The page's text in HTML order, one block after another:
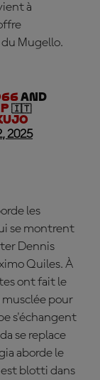
à
Mugello.
and
🇮🇹
2025
les
se montrent
Dennis
Quiles. À
ont fait le
pour
s'échangent
se replace
aborde le
blotti dans